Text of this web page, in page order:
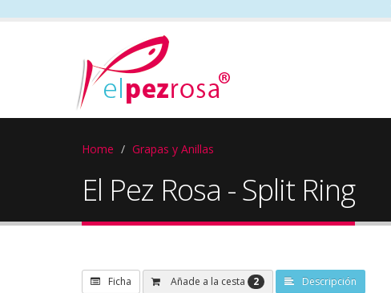
Home Grapas y Anillas
El Pez Rosa - Split Ring
Ficha Añade a la cesta 2 Descripción